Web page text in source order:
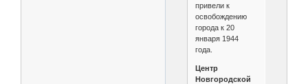
привели к
освобождению
города к 20
января 1944
года.
Центр
Новгородской